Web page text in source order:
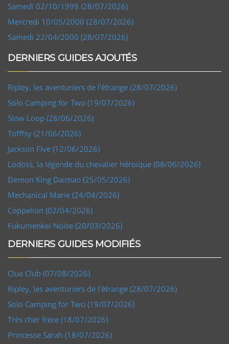
Samedi 02/10/1999 (28/07/2026)
Mercredi 10/05/2000 (28/07/2026)
Samedi 22/04/2000 (28/07/2026)
DERNIERS GUIDES AJOUTÉS
Ripley, les aventuriers de l'étrange (28/07/2026)
Solo Camping for Two (19/07/2026)
Slow Loop (28/06/2026)
Tofffsy (21/06/2026)
Jackson Five (12/06/2026)
Lodoss, la légende du chevalier héroïque (08/06/2026)
Demon King Daimao (25/05/2026)
Mechanical Marie (24/04/2026)
Coppelion (02/04/2026)
Fukumenkei Noise (20/03/2026)
DERNIERS GUIDES MODIFIÉS
Clue Club (07/08/2026)
Ripley, les aventuriers de l'étrange (28/07/2026)
Solo Camping for Two (19/07/2026)
Très cher frère (18/07/2026)
Princesse Sarah (18/07/2026)